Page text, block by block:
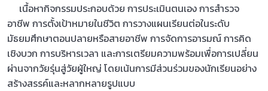
เนื้อหากิจกรรมประกอบด้วย การประเมินตนเอง การสำรวจ
อาชีพ การตั้งเป้าหมายในชีวิต การวางแผนเรียนต่อในระดับ
มัธยมศึกษาตอนปลายหรือสายอาชีพ การจัดการอารมณ์ การคิด
เชิงบวก การบริหารเวลา และการเตรียมความพร้อมเพื่อการเปลี่ยน
ผ่านจากวัยรุ่นสู่วัยผู้ใหญ่ โดยเน้นการมีส่วนร่วมของนักเรียนอย่าง
สร้างสรรค์และหลากหลายรูปแบบ